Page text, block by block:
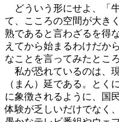
どういう形にせよ、「
て、こころの空間が大き
熟であると言わざるを得
えてから始まるわけだか
なことを言ってみたとこ
私が恐れているのは、
（まん）延である。とく
に象徴されるように、国
体験が乏しいだけでなく